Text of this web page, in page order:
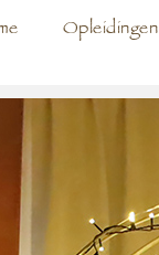
Opleidingen